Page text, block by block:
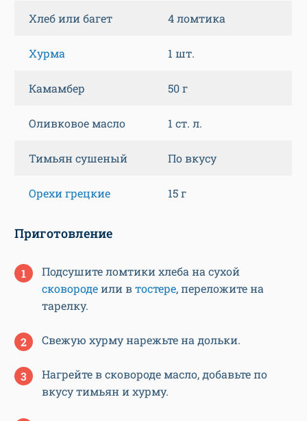
Хлеб или багет 4 ломтика
Хурма 1 шт.
Камамбер 50 г
Оливковое масло 1 ст. л.
Тимьян сушеный По вкусу
Орехи грецкие 15 г
Приготовление
Подсушите ломтики хлеба на сухой
сковородеили втостере, переложите на
тарелку.
Свежую хурму нарежьте на дольки.
Нагрейте в сковороде масло, добавьте по
вкусу тимьян и хурму.